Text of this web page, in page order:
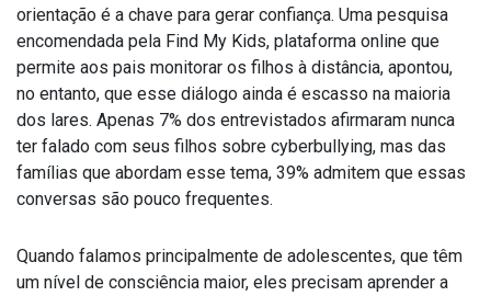
orientação é a chave para gerar confiança. Uma pesquisa
encomendada pela Find My Kids, plataforma online que
permite aos pais monitorar os filhos à distância, apontou,
no entanto, que esse diálogo ainda é escasso na maioria
dos lares. Apenas 7% dos entrevistados afirmaram nunca
ter falado com seus filhos sobre cyberbullying, mas das
famílias que abordam esse tema, 39% admitem que essas
conversas são pouco frequentes.
Quando falamos principalmente de adolescentes, que têm
um nível de consciência maior, eles precisam aprender a